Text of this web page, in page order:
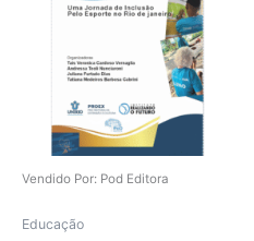
Vendido Por: Pod Editora
Educação